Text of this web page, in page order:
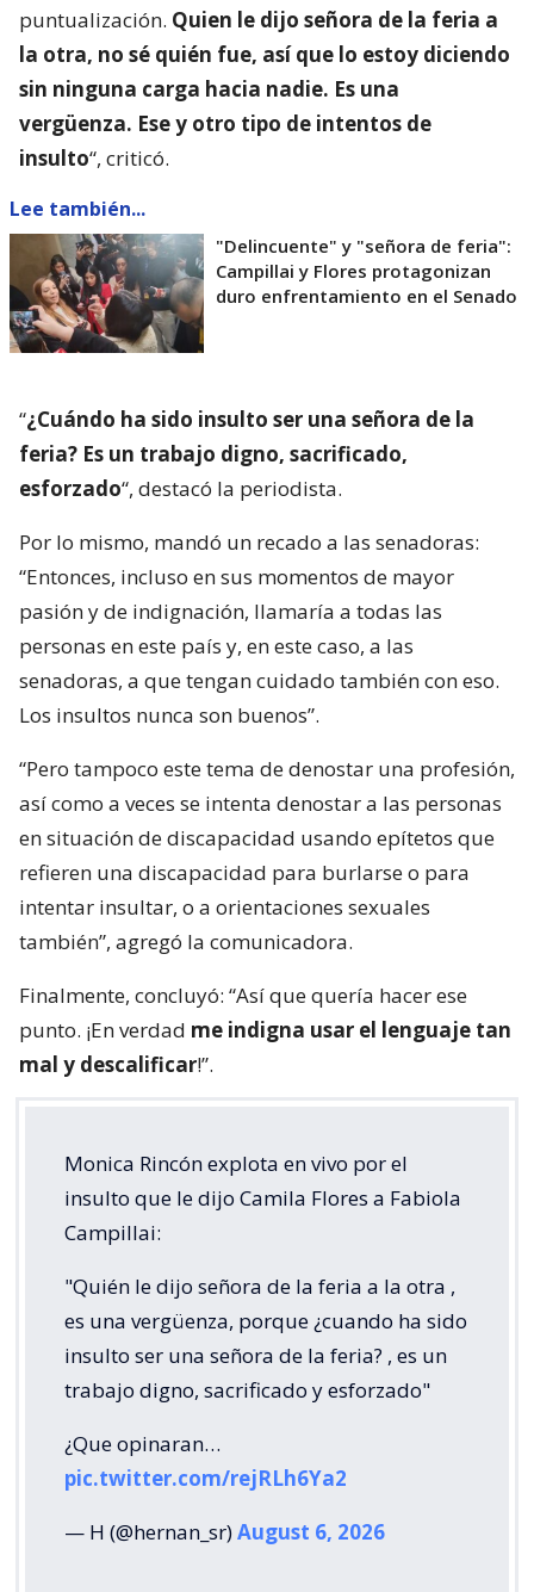
puntualización. Quien le dijo señora de la feria a
la otra, no sé quién fue, así que lo estoy diciendo
sin ninguna carga hacia nadie. Es una
vergüenza. Ese y otro tipo de intentos de
insulto“, criticó.
Lee también...
"Delincuente" y "señora de feria":
Campillai y Flores protagonizan
duro enfrentamiento en el Senado
“¿Cuándo ha sido insulto ser una señora de la
feria? Es un trabajo digno, sacrificado,
esforzado“, destacó la periodista.
Por lo mismo, mandó un recado a las senadoras:
“Entonces, incluso en sus momentos de mayor
pasión y de indignación, llamaría a todas las
personas en este país y, en este caso, a las
senadoras, a que tengan cuidado también con eso.
Los insultos nunca son buenos”.
“Pero tampoco este tema de denostar una profesión,
así como a veces se intenta denostar a las personas
en situación de discapacidad usando epítetos que
refieren una discapacidad para burlarse o para
intentar insultar, o a orientaciones sexuales
también”, agregó la comunicadora.
Finalmente, concluyó: “Así que quería hacer ese
punto. ¡En verdad me indigna usar el lenguaje tan
mal y descalificar!”.
Monica Rincón explota en vivo por el
insulto que le dijo Camila Flores a Fabiola
Campillai:
"Quién le dijo señora de la feria a la otra ,
es una vergüenza, porque ¿cuando ha sido
insulto ser una señora de la feria? , es un
trabajo digno, sacrificado y esforzado"
¿Que opinaran…
pic.twitter.com/rejRLh6Ya2
— H (@hernan_sr)August 6, 2026